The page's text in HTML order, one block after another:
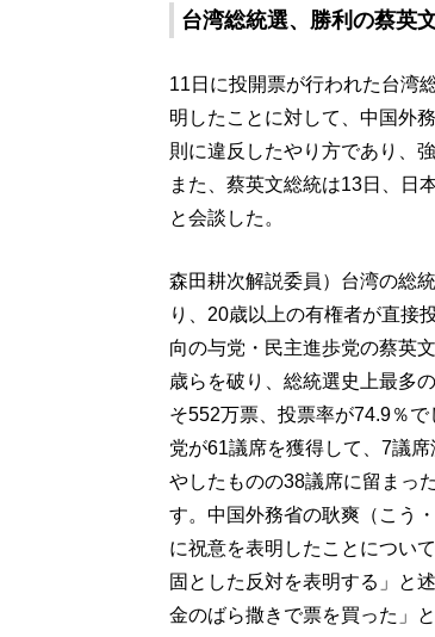
台湾総統選、勝利の蔡英
11日に投開票が行われた台湾
明したことに対して、中国外
則に違反したやり方であり、
また、蔡英文総統は13日、日
と会談した。
森田耕次解説委員）台湾の総
り、20歳以上の有権者が直接
向の与党・民主進歩党の蔡英
歳らを破り、総統選史上最多
そ552万票、投票率が74.9％
党が61議席を獲得して、7議
やしたものの38議席に留まっ
す。中国外務省の耿爽（こう
に祝意を表明したことについ
固とした反対を表明する」と
金のばら撒きで票を買った」